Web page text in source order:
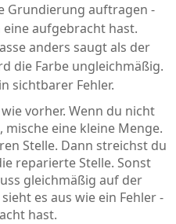
Grundierung auftragen -
aufgebracht hast.
anders saugt als der
die Farbe ungleichmäßig.
sichtbarer Fehler.
vorher. Wenn du nicht
eine kleine Menge.
Stelle. Dann streichst du
reparierte Stelle. Sonst
gleichmäßig auf der
es aus wie ein Fehler -
hast.